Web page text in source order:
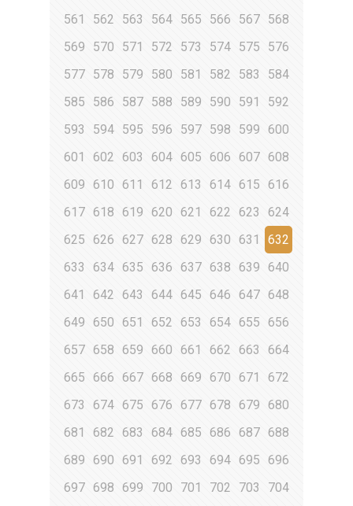
561
562 563 564 565 566 567 568
569
570 571 572 573 574 575
576
577 578 579 580 581 582 583
584
585
586 587 588 589 590 591
592
593
594 595 596 597 598 599
600
601
602 603 604 605 606 607 608
609
610 611 612 613 614 615
616
617 618 619 620 621 622 623
624
625
626 627 628 629 630 631
632
633
634 635 636 637 638 639 640
641
642 643 644 645 646 647 648
649
650 651 652 653 654 655 656
657 658 659 660 661 662 663
664
665
666 667 668 669 670 671
672
673
674 675 676 677 678 679
680
681
682 683 684 685 686 687 688
689
690 691 692 693 694 695
696
697 698 699 700 701 702 703
704